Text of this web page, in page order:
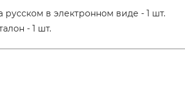
русском в электронном виде - 1 шт.
- 1 шт.